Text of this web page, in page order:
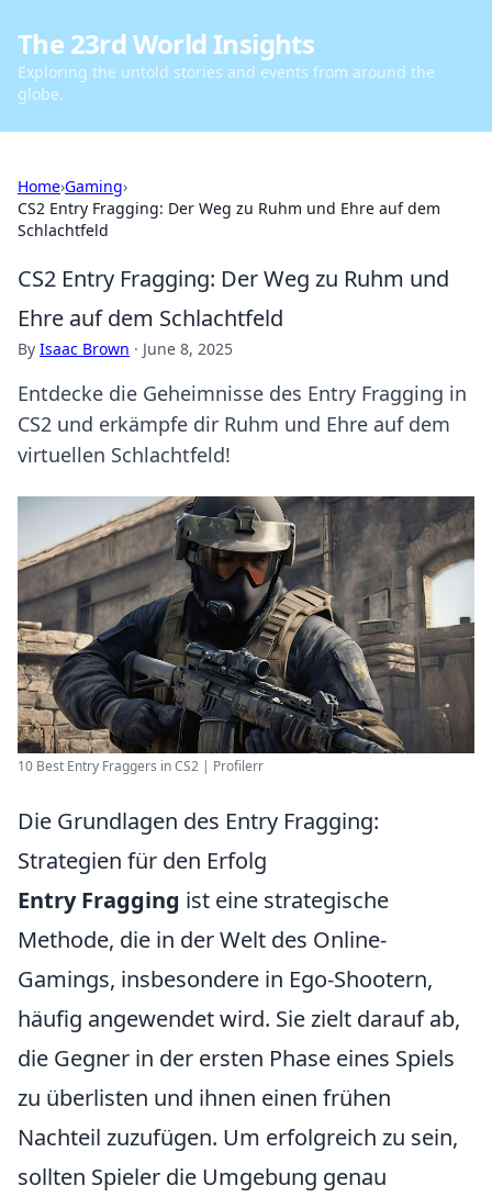
The 23rd World Insights
Exploring the untold stories and events from around the
globe.
Home›Gaming›
CS2 Entry Fragging: Der Weg zu Ruhm und Ehre auf dem
Schlachtfeld
CS2 Entry Fragging: Der Weg zu Ruhm und
Ehre auf dem Schlachtfeld
By Isaac Brown · June 8, 2025
Entdecke die Geheimnisse des Entry Fragging in
CS2 und erkämpfe dir Ruhm und Ehre auf dem
virtuellen Schlachtfeld!
10 Best Entry Fraggers in CS2 | Profilerr
Die Grundlagen des Entry Fragging:
Strategien für den Erfolg
Entry Fragging ist eine strategische
Methode, die in der Welt des Online-
Gamings, insbesondere in Ego-Shootern,
häufig angewendet wird. Sie zielt darauf ab,
die Gegner in der ersten Phase eines Spiels
zu überlisten und ihnen einen frühen
Nachteil zuzufügen. Um erfolgreich zu sein,
sollten Spieler die Umgebung genau